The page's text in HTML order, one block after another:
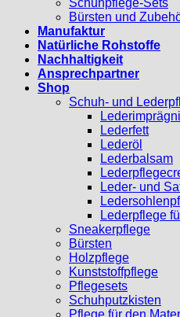
Schuhpflege-Sets
Bürsten und
Manufaktur
Natürliche Rohstoffe
Nachhaltigkeit
Ansprechpartner
Shop
Schuh- und
Lederfett
Lederöl
Lederbalsam
Leder- und
Lederpflege
Sneakerpflege
Bürsten
Holzpflege
Kunststoffpflege
Pflegesets
Schuhputzkisten
Pflege für den